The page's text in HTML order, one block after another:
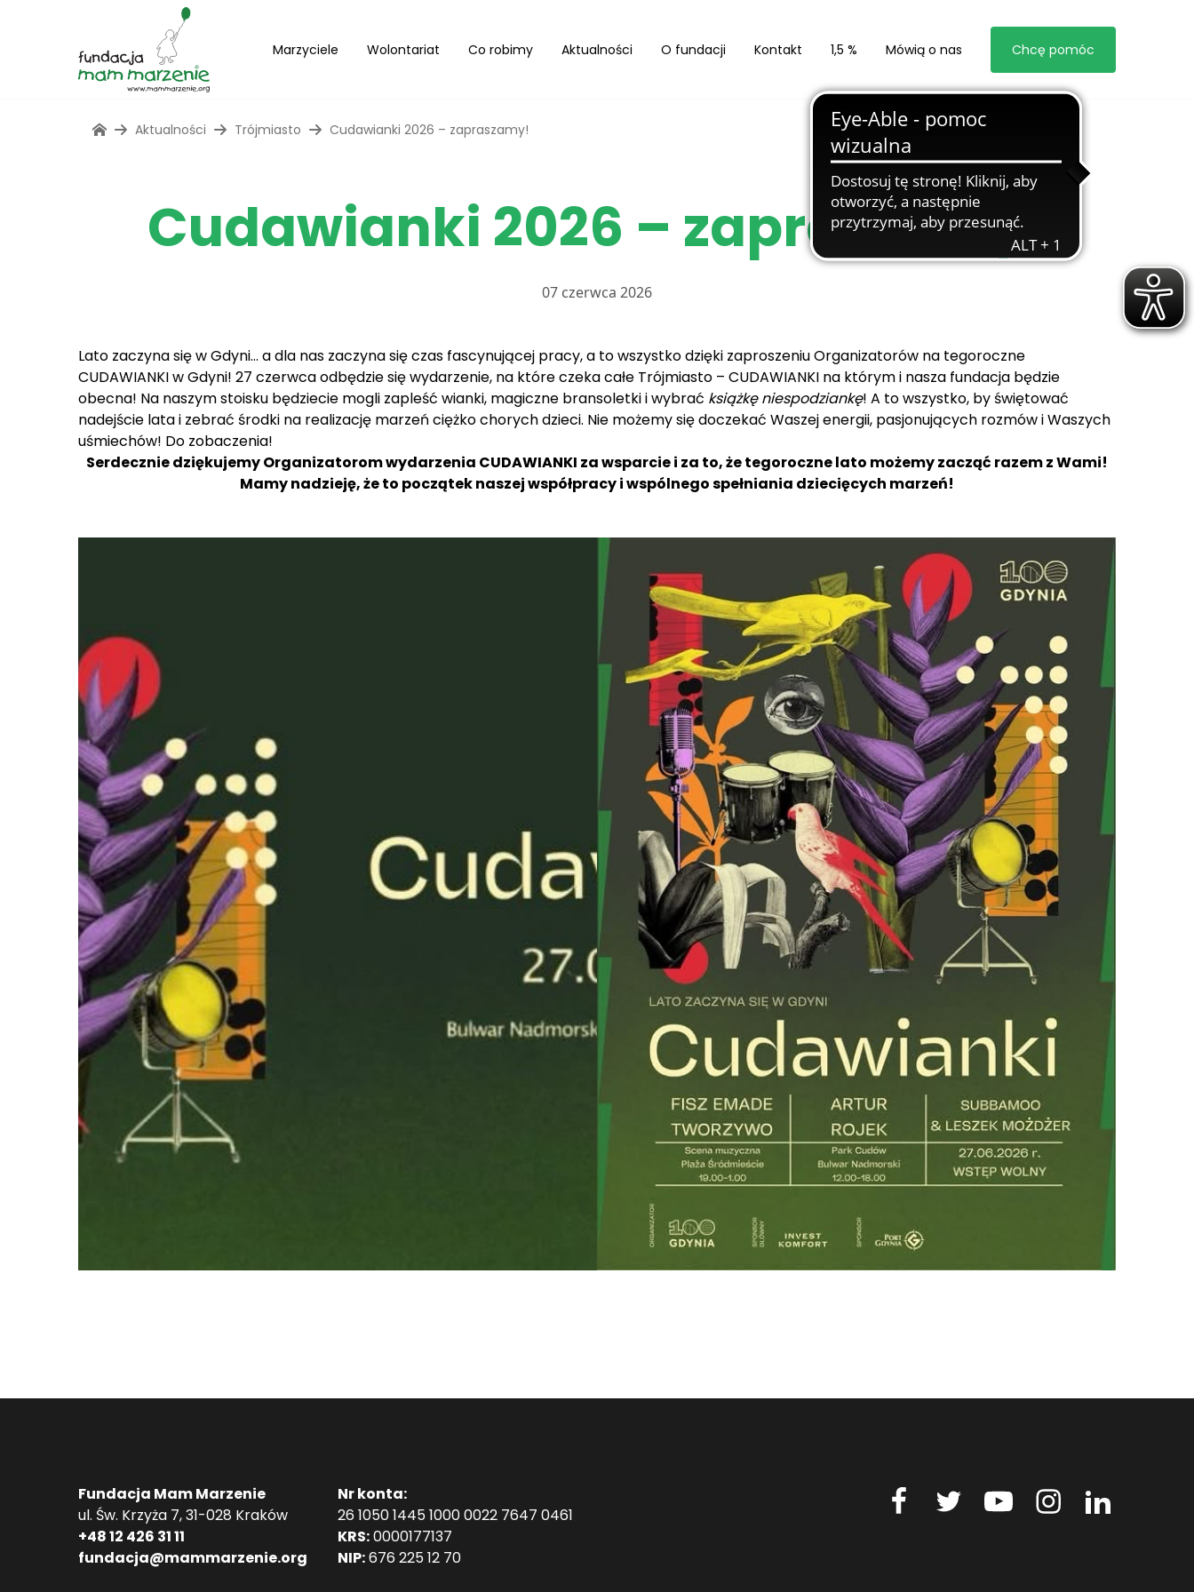
Marzyciele Wolontariat Co robimy Aktualności O fundacji Kontakt 1,5 % Mówią o nas Chcę pomóc
Aktualności Trójmiasto Cudawianki 2026 – zapraszamy!
Cudawianki 2026 – zapraszamy!
07 czerwca 2026
Lato zaczyna się w Gdyni… a dla nas zaczyna się czas fascynującej pracy, a to wszystko dzięki zaproszeniu Organizatorów na tegoroczne
CUDAWIANKI w Gdyni! 27 czerwca odbędzie się wydarzenie, na które czeka całe Trójmiasto – CUDAWIANKI na którym i nasza fundacja będzie
obecna! Na naszym stoisku będziecie mogli zapleść wianki, magiczne bransoletki i wybrać książkę niespodziankę! A to wszystko, by świętować
nadejście lata i zebrać środki na realizację marzeń ciężko chorych dzieci. Nie możemy się doczekać Waszej energii, pasjonujących rozmów i Waszych
uśmiechów! Do zobaczenia!
Serdecznie dziękujemy Organizatorom wydarzenia CUDAWIANKI za wsparcie i za to, że tegoroczne lato możemy zacząć razem z Wami!
Mamy nadzieję, że to początek naszej współpracy i wspólnego spełniania dziecięcych marzeń!
Fundacja Mam Marzenie
ul. Św. Krzyża 7, 31-028 Kraków
+48 12 426 31 11
fundacja@mammarzenie.org
Nr konta:
26 1050 1445 1000 0022 7647 0461
KRS:0000177137
NIP:676 225 12 70